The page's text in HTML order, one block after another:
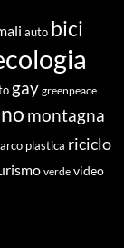
auto bici
gay greenpeace
montagna
plastica riciclo
verde video